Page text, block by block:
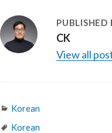
PUBLISHED
CK
View all
Categories
Korean
Tags
Korean